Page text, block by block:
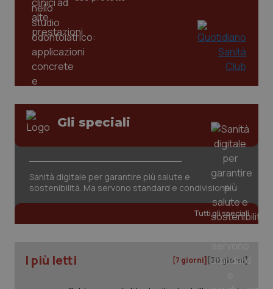
Gli speciali
Sanità digitale per garantire più salute e
sostenibilità. Ma servono standard e condivisione
Tutti gli speciali
I più letti [7 giorni] [30 giorni]
tracking-enable
tracking-sites-ironfish-
session-id
www.quotidianosanita.it
.quotidianosanita.it